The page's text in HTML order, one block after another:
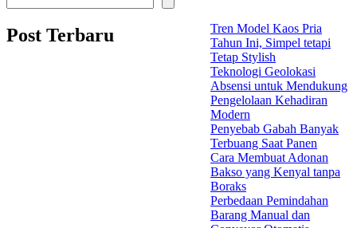
Post Terbaru
Tren Model Kaos Pria
Tahun Ini, Simpel tetapi
Tetap Stylish
Teknologi Geolokasi
Absensi untuk Mendukung
Pengelolaan Kehadiran
Modern
Penyebab Gabah Banyak
Terbuang Saat Panen
Cara Membuat Adonan
Bakso yang Kenyal tanpa
Boraks
Perbedaan Pemindahan
Barang Manual dan